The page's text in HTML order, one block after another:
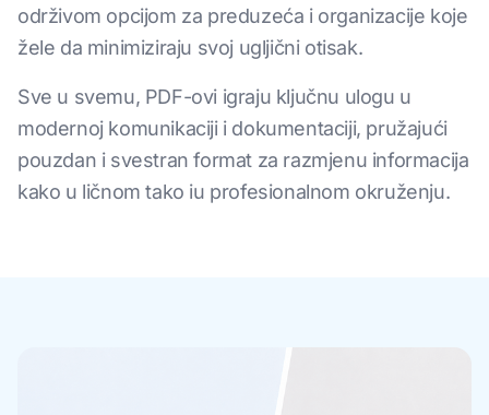
održivom opcijom za preduzeća i organizacije koje
žele da minimiziraju svoj ugljični otisak.
Sve u svemu, PDF-ovi igraju ključnu ulogu u
modernoj komunikaciji i dokumentaciji, pružajući
pouzdan i svestran format za razmjenu informacija
kako u ličnom tako iu profesionalnom okruženju.